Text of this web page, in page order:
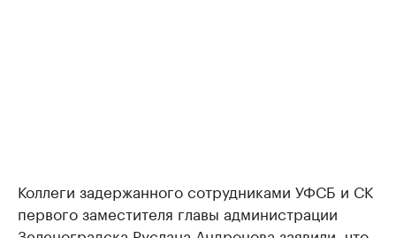
Коллеги задержанного сотрудниками УФСБ и СК
первого заместителя главы администрации